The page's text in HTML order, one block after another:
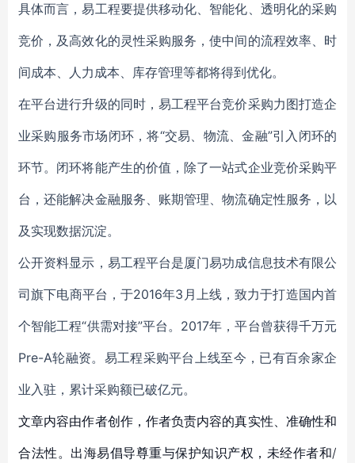
具体而言，易工程要提供移动化、智能化、透明化的采购
竞价，及高效化的灵性采购服务，使中间的流程效率、时
间成本、人力成本、库存管理等都将得到优化。
在平台进行升级的同时，易工程平台竞价采购力图打造企
业采购服务市场闭环，将“交易、物流、金融”引入闭环的
环节。闭环将能产生的价值，除了一站式企业竞价采购平
台，还能解决金融服务、账期管理、物流确定性服务，以
及实现数据沉淀。
公开资料显示，易工程平台是厦门易功成信息技术有限公
司旗下电商平台，于2016年3月上线，致力于打造国内首
个智能工程“供需对接”平台。2017年，平台曾获得千万元
Pre-A轮融资。易工程采购平台上线至今，已有百余家企
业入驻，累计采购额已破亿元。
文章内容由作者创作，作者负责内容的真实性、准确性和
合法性。出海易倡导尊重与保护知识产权，未经作者和/